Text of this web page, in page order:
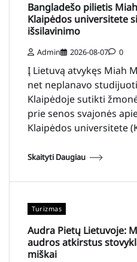
Bangladešo pilietis
Klaipėdos universitete
išsilavinimo
Admin 2026-08-07 0
Į Lietuvą atvykęs Miah
net neplanavo
Klaipėdoje sutikti
prie senos svajonės
Klaipėdos universitete
Skaityti Daugiau
Turizmas
Audra Pietų Lietuvoje:
audros atkirstus
miškai